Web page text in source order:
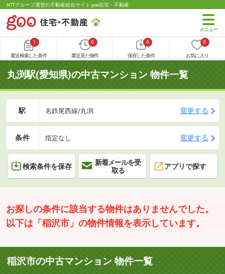
NTTグループ運営の不動産総合サイト goo住宅・不動産
1
最近検索した条件
0
最近見た物件
0
保存した条件
0
お気に入り
丸渕駅(愛知県)の中古マンション 物件一覧
駅 名鉄尾西線/丸渕 変更する
条件 指定なし 変更する
検索条件を保存
新着メールを受
取る
アプリで探す
お探しの条件に該当する物件はありませんでした。
以下は「稲沢市」の物件情報を表示しています。
稲沢市の中古マンション 物件一覧